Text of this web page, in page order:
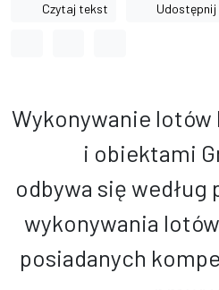
Czytaj tekst Udostępnij
Wykonywanie lotów
i obiektami
odbywa się według
wykonywania
posiadanych